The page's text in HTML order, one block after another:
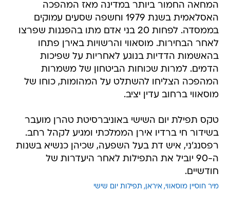
המחאה החמור ביותר במדינה מאז המהפכה
האסלאמית בשנת 1979 וחשפה שסעים עמוקים
בממסדה. לפחות 20 בני אדם מתו בהפגנות שפרצו
לאחר הבחירות. מוסאווי והרשויות באירן פתחו
בהאשמות הדדיות בנוגע לאחריות על שפיכות
הדמים. למרות שכוחות הביטחון של משמרות
המהפכה הצליחו להשתלט על המהומות, כוחו של
מוסאווי ברחוב עדין יציב.
טקס תפילת יום השישי באוניברסיטת טהרן מועבר
בשידור חי ברדיו אירן הממלכתי ומגיע לקהל רחב.
רפסנג'ני, איש דת בעל השפעה, שכיהן כנשיא בשנות
ה-90 יוביל את התפילות לאחר היעדרות של
חודשיים.
מיר חוסיין מוסאווי איראן תפילות יום שישי